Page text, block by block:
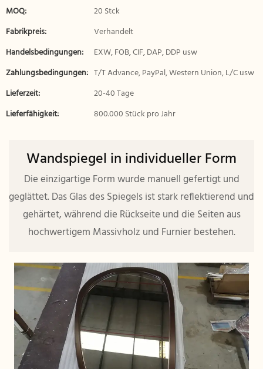
MOQ:
20 Stck
Fabrikpreis:
Verhandelt
Handelsbedingungen:
EXW, FOB, CIF, DAP, DDP usw
Zahlungsbedingungen: T/T Advance, PayPal, Western Union, L/C usw
Lieferzeit:
20-40 Tage
Lieferfähigkeit:
800.000 Stück pro Jahr
Wandspiegel in individueller Form
Die einzigartige Form wurde manuell gefertigt und
geglättet. Das Glas des Spiegels ist stark reflektierend und
gehärtet, während die Rückseite und die Seiten aus
hochwertigem Massivholz und Furnier bestehen.